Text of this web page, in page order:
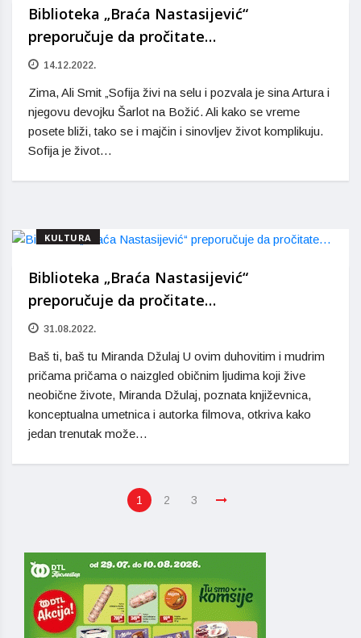
Biblioteka „Braća Nastasijević“
preporučuje da pročitate…
14.12.2022.
Zima, Ali Smit „Sofija živi na selu i pozvala je sina Artura i
njegovu devojku Šarlot na Božić. Ali kako se vreme
posete bliži, tako se i majčin i sinovljev život komplikuju.
Sofija je život…
KULTURA
Biblioteka „Braća Nastasijević“
preporučuje da pročitate…
31.08.2022.
Baš ti, baš tu Miranda Džulaj U ovim duhovitim i mudrim
pričama pričama o naizgled običnim ljudima koji žive
neobične živote, Miranda Džulaj, poznata književnica,
konceptualna umetnica i autorka filmova, otkriva kako
jedan trenutak može…
1 2 3